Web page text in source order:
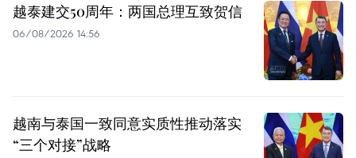
越泰建交50周年：两国总理互致贺信
06/08/2026 14:56
越南与泰国一致同意实质性推动落实
“三个对接”战略